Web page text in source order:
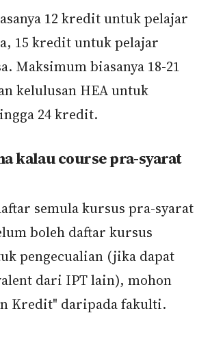
12 kredit untuk pelajar
15 kredit untuk pelajar
Maksimum biasanya 18-21
kelulusan HEA untuk
24 kredit.
kalau course pra-syarat
semula kursus pra-syarat
boleh daftar kursus
pengecualian (jika dapat
dari IPT lain), mohon
Kredit" daripada fakulti.